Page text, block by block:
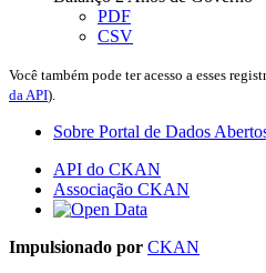
PDF
CSV
Você também pode ter acesso a esses
da API).
Sobre Portal de Dados
API do CKAN
Associação CKAN
Impulsionado por CKAN